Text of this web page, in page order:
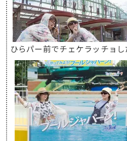
ひらパー前でチェケラッチョし